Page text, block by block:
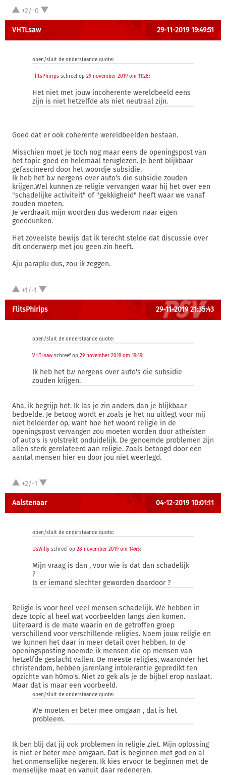
+2/-0
VHTLsaw 29-11-2019 19:49:51
open/sluit de onderstaande quote:
FlitsPhirips schreef op 29 november 2019 om 11:28:
Het niet met jouw incoherente wereldbeeld eens
zijn is niet hetzelfde als niet neutraal zijn.
Goed dat er ook coherente wereldbeelden bestaan.
Misschien moet je toch nog maar eens de openingspost van
het topic goed en helemaal teruglezen. Je bent blijkbaar
gefascineerd door het woordje subsidie.
Ik heb het b.v nergens over auto's die subsidie zouden
krijgen.Wel kunnen ze religie vervangen waar hij het over een
"schadelijke activiteit" of "gekkigheid" heeft waar we vanaf
zouden moeten.
Je verdraait mijn woorden dus wederom naar eigen
goeddunken.
Het zoveelste bewijs dat ik terecht stelde dat discussie over
dit onderwerp met jou geen zin heeft.
Aju paraplu dus, zou ik zeggen.
+1/-1
FlitsPhirips 29-11-2019 21:35:43
open/sluit de onderstaande quote:
VHTLsaw schreef op 29 november 2019 om 19:49:
Ik heb het b.v nergens over auto's die subsidie
zouden krijgen.
Aha, ik begrijp het. Ik las je zin anders dan je blijkbaar
bedoelde. Je betoog wordt er zoals je het nu uitlegt voor mij
niet helderder op, want hoe het woord religie in de
openingspost vervangen zou moeten worden door atheïsten
of auto's is volstrekt onduidelijk. De genoemde problemen zijn
allen sterk gerelateerd aan religie. Zoals betoogd door een
aantal mensen hier en door jou niet weerlegd.
+2/-1
Aalstenaar 04-12-2019 10:01:11
open/sluit de onderstaande quote:
UsWilly schreef op 28 november 2019 om 14:45:
Mijn vraag is dan , voor wie is dat dan schadelijk
?
Is er iemand slechter geworden daardoor ?
Religie is voor heel veel mensen schadelijk. We hebben in
deze topic al heel wat voorbeelden langs zien komen.
Uiteraard is de mate waarin en de getroffen groep
verschillend voor verschillende religies. Noem jouw religie en
we kunnen het daar in meer detail over hebben. In de
openingsposting noemde ik mensen die op mensen van
hetzelfde geslacht vallen. De meeste religies, waaronder het
christendom, hebben jarenlang intolerantie gepredikt ten
opzichte van h0mo's. Niet zo gek als je de bijbel erop naslaat.
Maar dat is maar een voorbeeld.
open/sluit de onderstaande quote:
We moeten er beter mee omgaan , dat is het
probleem.
Ik ben blij dat jij ook problemen in religie ziet. Mijn oplossing
is niet er beter mee omgaan. Dat is beginnen met god en al
het onmenselijke negeren. Ik kies ervoor te beginnen met de
menselijke maat en vanuit daar redeneren.